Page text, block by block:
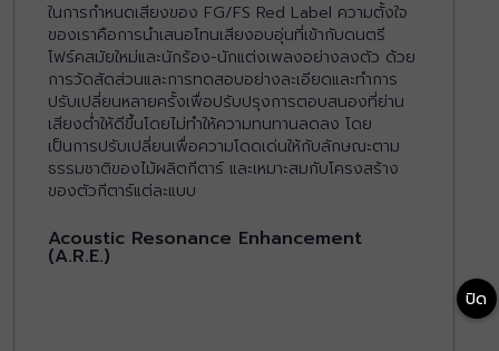
ในการกำหนดเสียงของ FG/FS Red Label ความตั้งใจ
ของเราคือการนำเสนอโทนเสียงอบอุ่นที่เข้ากับดนตรี
โฟร์คสมัยใหม่และนักร้อง-นักแต่งเพลงอย่างลงตัว ด้วย
การวัดสัดส่วนและการทดสอบอย่างละเอียดและทำการ
ปรับเปลี่ยนหลายครั้งเพื่อปรับปรุงการตอบสนองที่ย่าน
เสียงต่ำให้ดีขึ้นโดยไม่ทำให้ความทนทานลดลง โดย
เป็นการปรับเปลี่ยนเพื่อความโดดเด่นให้กับลักษณะตาม
ธรรมชาติของไม้ผลิตกีตาร์ และเหมาะสมกับโครงสร้าง
ของตัวกีตาร์แต่ละแบบ
Acoustic Resonance Enhancement
(A.R.E.)
ปิด